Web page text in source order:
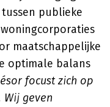
publieke
maatschappelijke
optimale balans
focust zich op
Wij geven